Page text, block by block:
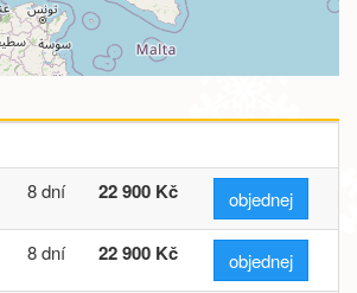
8 dní 22 900 Kč objednej
8 dní 22 900 Kč objednej